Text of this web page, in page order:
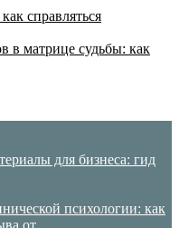
справляться
в матрице судьбы: как
для бизнеса: гид
психологии: как
от…